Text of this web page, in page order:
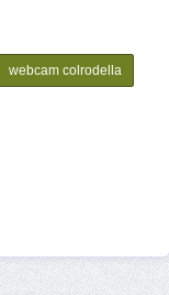
webcam colrodella